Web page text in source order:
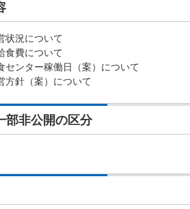
況について
費について
ンター稼働日（案）について
針（案）について
部非公開の区分